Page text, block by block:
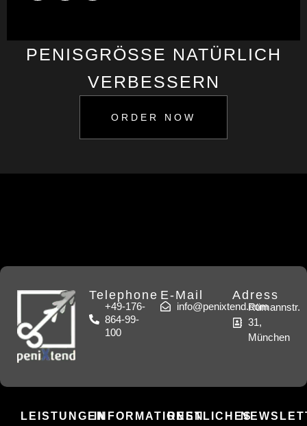
PENISGRÖSSE NATÜRLICH V
ERBESSERN
ORDER NOW
Telephone
+49-176-
864-99-
100
E-Mail
info@penixtend.com
Adress
Rümannstr.
31,
München
LEISTUNGENINFORMATIONENRESTLICHES